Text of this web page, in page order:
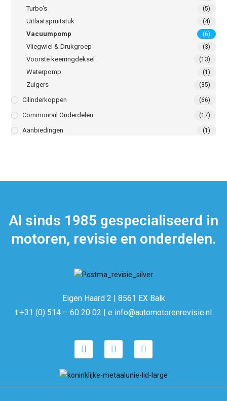
Turbo's (5)
Uitlaatspruitstuk (4)
Vacuumpomp (6)
Vliegwiel & Drukgroep (3)
Voorste keerringdeksel (13)
Waterpomp (1)
Zuigers (35)
Cilinderkoppen (66)
Commonrail Onderdelen (17)
Aanbiedingen (1)
Al sinds 1985 gespecialiseerd in
motoren, revisie en onderdelen.
Eigen Haard 2 | 8561 EX Balk
t +31 (0) 514 – 60 20 02 | e info@automotorenrevisie.nl